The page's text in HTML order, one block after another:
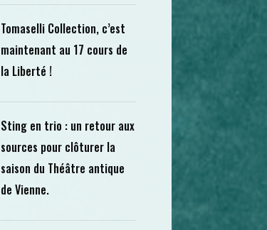
Tomaselli Collection, c’est
maintenant au 17 cours de
la Liberté !
Sting en trio : un retour aux
sources pour clôturer la
saison du Théâtre antique
de Vienne.